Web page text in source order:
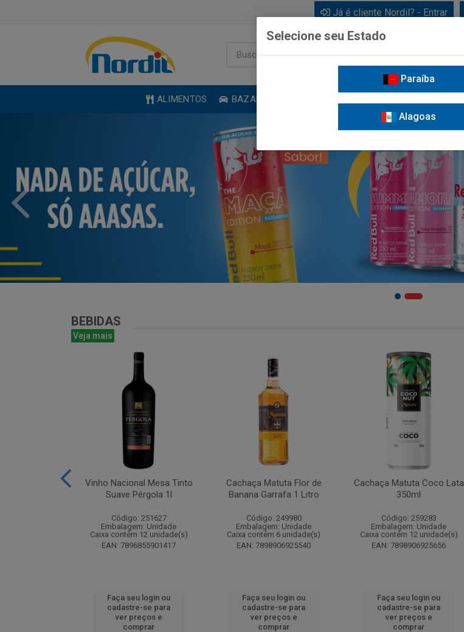
Já é cliente Nordil? - Entrar
ALIMENTOS BAZAR
BEBIDAS
Veja mais
Vinho Nacional Mesa Tinto
Suave Pérgola 1l
Código: 251627
Embalagem: Unidade
Caixa contém 12 unidade(s)
EAN: 7896855901417
Faça seu login ou
cadastre-se para
ver preços e
comprar
Cachaça Matuta Flor de
Banana Garrafa 1 Litro
Código: 249980
Embalagem: Unidade
Caixa contém 6 unidade(s)
EAN: 7898906925540
Faça seu login ou
cadastre-se para
ver preços e
comprar
Cachaça Matuta Coco Lata
350ml
Código: 259283
Embalagem: Unidade
Caixa contém 12 unidade(s)
EAN: 7898906925656
Faça seu login ou
cadastre-se para
ver preços e
comprar
Selecione seu Estado
Paraíba
Alagoas